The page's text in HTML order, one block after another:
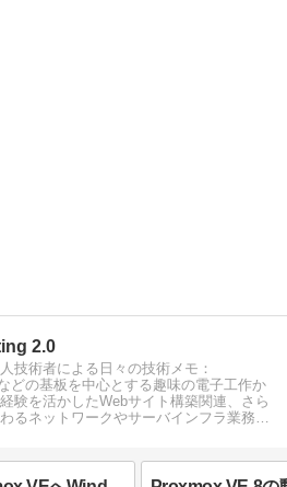
2.0
技術者による日々の技術メモ：
どの基板を中心とする趣味の電子工作か
験を活かしたWebサイト構築関連、さら
るネットワークやサーバインフラ業務ま